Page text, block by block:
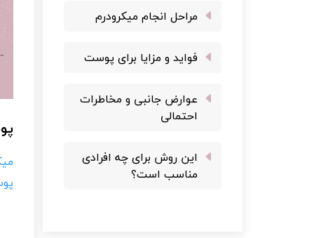
مراحل انجام میکرودرم
فواید و مزایا برای پوست
عوارض جانبی و مخاطرات
احتمالی
این روش برای چه افرادی
مناسب است؟